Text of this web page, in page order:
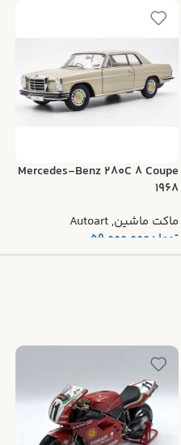
Mercedes-Benz 280C 8 Coupe
1968
ماکت ماشین,
Autoart
تومان 59.000.000